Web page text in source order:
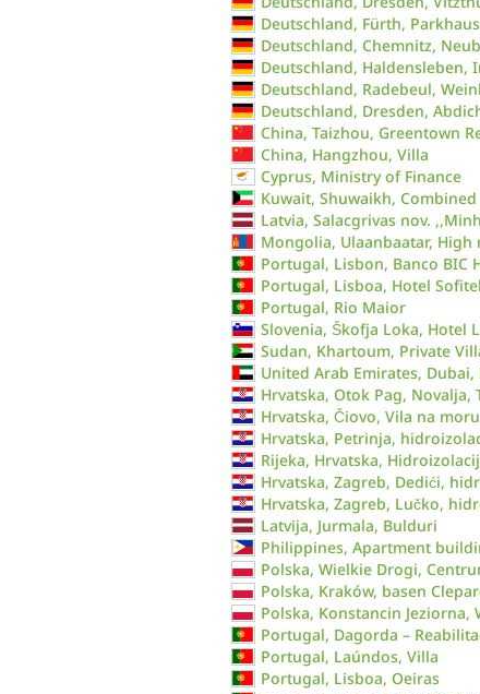
Deutschland, Fürth,
Deutschland, Chemnitz,
Deutschland, Haldensleben,
Deutschland, Radebeul,
Deutschland, Dresden,
China, Taizhou, Greentown
China, Hangzhou, Villa
Cyprus, Ministry of Finance
Kuwait, Shuwaikh,
Latvia, Salacgrivas nov.
Mongolia, Ulaanbaatar,
Portugal, Lisbon, Banco BIC
Portugal, Lisboa, Hotel Sofitel
Portugal, Rio Maior
Slovenia, Škofja Loka, Hotel
Sudan, Khartoum, Private
United Arab Emirates, Dubai,
Hrvatska, Otok Pag,
Hrvatska, Čiovo, Vila na moru
Hrvatska, Petrinja,
Rijeka, Hrvatska,
Hrvatska, Zagreb, Dedići,
Hrvatska, Zagreb, Lučko,
Latvija, Jurmala, Bulduri
Philippines, Apartment
Polska, Wielkie Drogi,
Polska, Kraków, basen
Polska, Konstancin Jeziorna,
Portugal, Dagorda –
Portugal, Laúndos, Villa
Portugal, Lisboa, Oeiras